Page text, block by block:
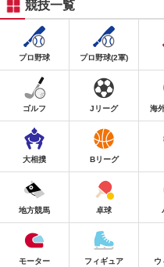
競技一覧
プロ野球 プロ野球(2軍)
ゴルフ Jリーグ 海
大相撲 Bリーグ
地方競馬 卓球
モーター フィギュア ウ